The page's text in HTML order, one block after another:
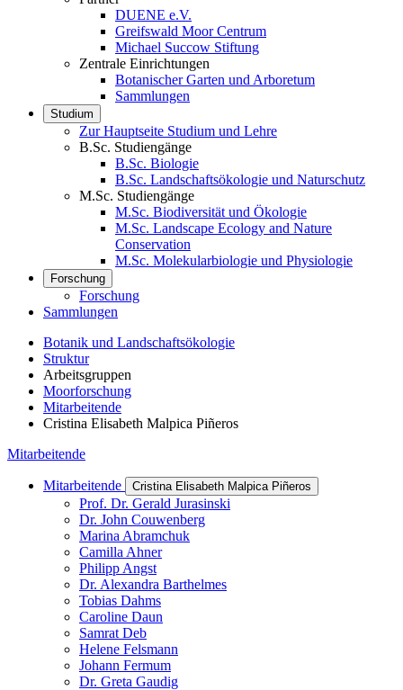
DUENE e.V.
Greifswald Moor Centrum
Michael Succow Stiftung
Zentrale Einrichtungen
Botanischer Garten und Arboretum
Sammlungen
Studium
Zur Hauptseite Studium und Lehre
B.Sc. Studiengänge
B.Sc. Biologie
B.Sc. Landschaftsökologie und Naturschutz
M.Sc. Studiengänge
M.Sc. Biodiversität und Ökologie
M.Sc. Landscape Ecology and Nature
Conservation
M.Sc. Molekularbiologie und Physiologie
Forschung
Forschung
Sammlungen
Botanik und Landschaftsökologie
Struktur
Arbeitsgruppen
Moorforschung
Mitarbeitende
Cristina Elisabeth Malpica Piñeros
Mitarbeitende
Mitarbeitende Cristina Elisabeth Malpica Piñeros
Prof. Dr. Gerald Jurasinski
Dr. John Couwenberg
Marina Abramchuk
Camilla Ahner
Philipp Angst
Dr. Alexandra Barthelmes
Tobias Dahms
Caroline Daun
Samrat Deb
Helene Felsmann
Johann Fermum
Dr. Greta Gaudig